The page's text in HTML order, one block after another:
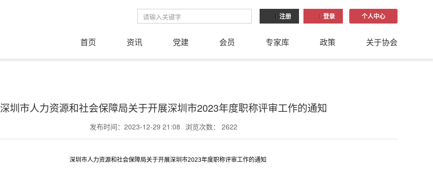
注册 登录 个人中心
首页 资讯 党建 会员 专家库 政策 关于协会
深圳市人力资源和社会保障局关于开展深圳市2023年度职称评审工作的通知
发布时间：2023-12-29 21:08 浏览次数： 2622
深圳市人力资源和社会保障局关于开展深圳市2023年度职称评审工作的通知